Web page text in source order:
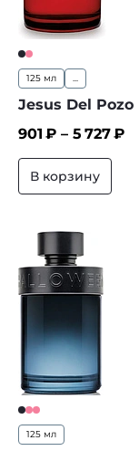
125 мл ...
Jesus Del Pozo
901 ₽ – 5 727₽
В корзину
125 мл